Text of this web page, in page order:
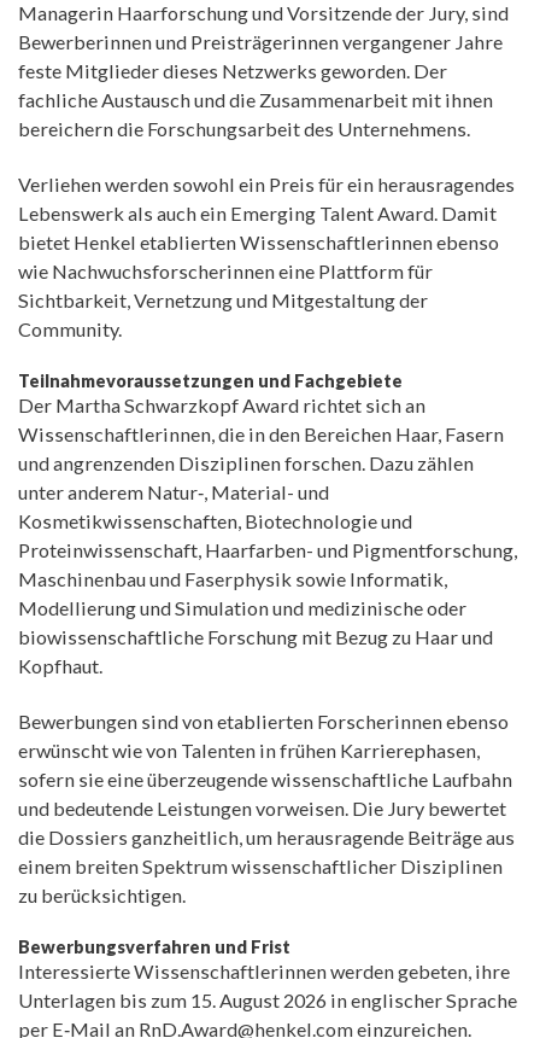
Managerin Haarforschung und Vorsitzende der Jury, sind
Bewerberinnen und Preisträgerinnen vergangener Jahre
feste Mitglieder dieses Netzwerks geworden. Der
fachliche Austausch und die Zusammenarbeit mit ihnen
bereichern die Forschungsarbeit des Unternehmens.
Verliehen werden sowohl ein Preis für ein herausragendes
Lebenswerk als auch ein Emerging Talent Award. Damit
bietet Henkel etablierten Wissenschaftlerinnen ebenso
wie Nachwuchsforscherinnen eine Plattform für
Sichtbarkeit, Vernetzung und Mitgestaltung der
Community.
Teilnahmevoraussetzungen und Fachgebiete
Der Martha Schwarzkopf Award richtet sich an
Wissenschaftlerinnen, die in den Bereichen Haar, Fasern
und angrenzenden Disziplinen forschen. Dazu zählen
unter anderem Natur‑, Material- und
Kosmetikwissenschaften, Biotechnologie und
Proteinwissenschaft, Haarfarben- und Pigmentforschung,
Maschinenbau und Faserphysik sowie Informatik,
Modellierung und Simulation und medizinische oder
biowissenschaftliche Forschung mit Bezug zu Haar und
Kopfhaut.
Bewerbungen sind von etablierten Forscherinnen ebenso
erwünscht wie von Talenten in frühen Karrierephasen,
sofern sie eine überzeugende wissenschaftliche Laufbahn
und bedeutende Leistungen vorweisen. Die Jury bewertet
die Dossiers ganzheitlich, um herausragende Beiträge aus
einem breiten Spektrum wissenschaftlicher Disziplinen
zu berücksichtigen.
Bewerbungsverfahren und Frist
Interessierte Wissenschaftlerinnen werden gebeten, ihre
Unterlagen bis zum 15. August 2026 in englischer Sprache
per E‑Mail an RnD.Award@henkel.com einzureichen.